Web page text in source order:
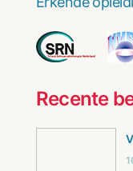
Recente